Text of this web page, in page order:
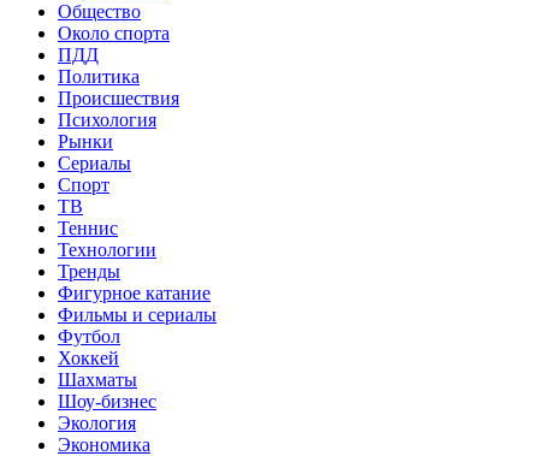
Общество
Около спорта
ПДД
Политика
Происшествия
Психология
Рынки
Сериалы
Спорт
ТВ
Теннис
Технологии
Тренды
Фигурное катание
Фильмы и сериалы
Футбол
Хоккей
Шахматы
Шоу-бизнес
Экология
Экономика